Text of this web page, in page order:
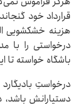
قرارداد خود
هزینه خشکشویی
درخواستی را با
باشگاه خواسته تا
دستیارانش باشد،